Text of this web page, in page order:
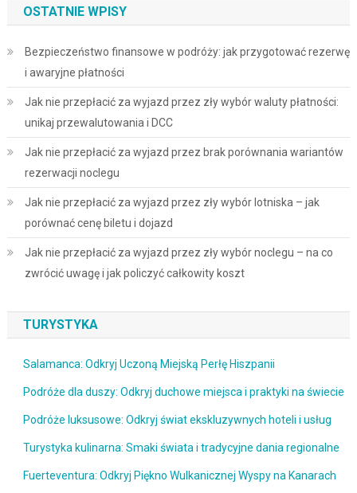
OSTATNIE WPISY
Bezpieczeństwo finansowe w podróży: jak przygotować rezerwę
i awaryjne płatności
Jak nie przepłacić za wyjazd przez zły wybór waluty płatności:
unikaj przewalutowania i DCC
Jak nie przepłacić za wyjazd przez brak porównania wariantów
rezerwacji noclegu
Jak nie przepłacić za wyjazd przez zły wybór lotniska – jak
porównać cenę biletu i dojazd
Jak nie przepłacić za wyjazd przez zły wybór noclegu – na co
zwrócić uwagę i jak policzyć całkowity koszt
TURYSTYKA
Salamanca: Odkryj Uczoną Miejską Perłę Hiszpanii
Podróże dla duszy: Odkryj duchowe miejsca i praktyki na świecie
Podróże luksusowe: Odkryj świat ekskluzywnych hoteli i usług
Turystyka kulinarna: Smaki świata i tradycyjne dania regionalne
Fuerteventura: Odkryj Piękno Wulkanicznej Wyspy na Kanarach